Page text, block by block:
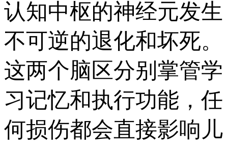
认知中枢的神经元发生
不可逆的退化和坏死。
这两个脑区分别掌管学
习记忆和执行功能，任
何损伤都会直接影响儿